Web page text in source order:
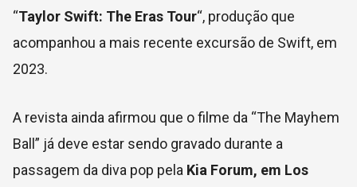
“Taylor Swift: The Eras Tour“, produção que
acompanhou a mais recente excursão de Swift, em
2023.
A revista ainda afirmou que o filme da “The Mayhem
Ball” já deve estar sendo gravado durante a
passagem da diva pop pela Kia Forum, em Los